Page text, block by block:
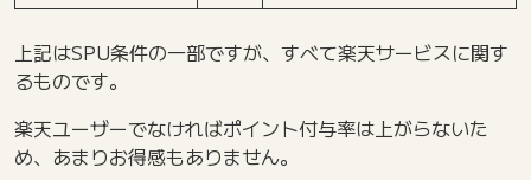
上記はSPU条件の一部ですが、すべて楽天サービスに関す
るものです。
楽天ユーザーでなければポイント付与率は上がらないた
め、あまりお得感もありません。